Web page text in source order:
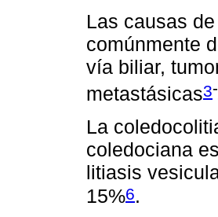
Las causas
comúnmente
vía biliar,
metastásicas3-
La
coledociana
litiasis
15%6.